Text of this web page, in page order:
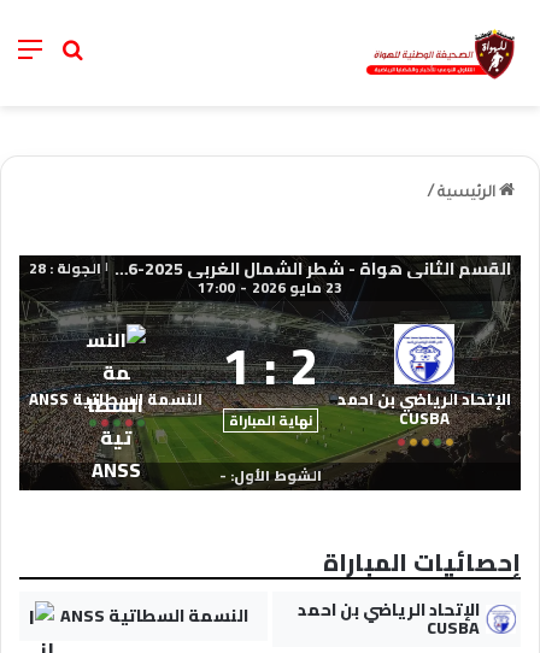
خانة
الرئيسية /
القسم الثاني هواة - شطر الشمال الغربي 2025-2026 | الجولة : 28
23 مايو 2026 -
17:00
الإتحاد الرياضي بن احمد
CUSBA
2
:
1
نهاية المباراة
النسمة السطاتية ANSS
الشوط الأول: -
إحصائيات المباراة
الإتحاد الرياضي بن احمد
CUSBA النسمة السطاتية ANSS